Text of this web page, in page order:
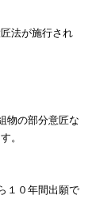
法が施行され
物の部分意匠な
。
１０年間出願で